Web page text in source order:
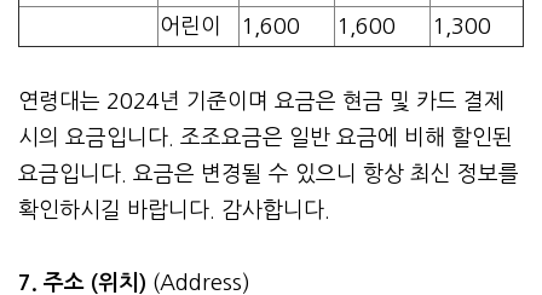
어린이
1,600 1,600 1,300
연령대는 2024년 기준이며 요금은 현금 및 카드 결제
시의 요금입니다. 조조요금은 일반 요금에 비해 할인된
요금입니다. 요금은 변경될 수 있으니 항상 최신 정보를
확인하시길 바랍니다. 감사합니다.
7. 주소 (위치) (Address)